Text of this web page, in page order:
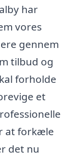
har
vores
gennem
tilbud og
forholde
et
at forkæle
det nu